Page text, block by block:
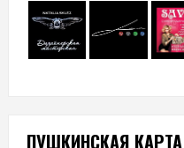
ПУШКИНСКАЯ КАРТА